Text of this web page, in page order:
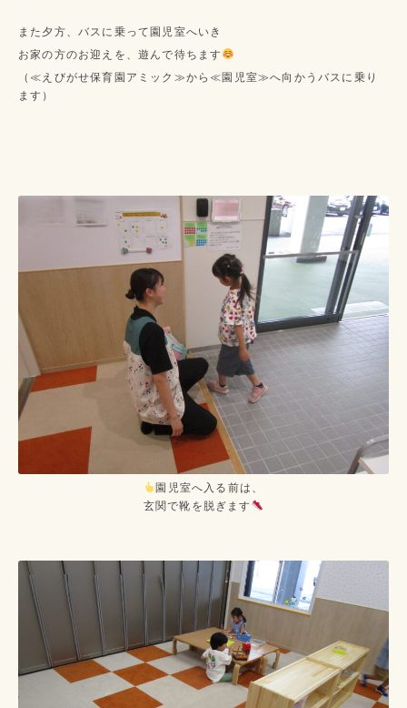
また夕方、バスに乗って園児室へいき
お家の方のお迎えを、遊んで待ちます
（≪えびがせ保育園アミック≫から≪園児室≫へ向かうバスに乗り
ます）
園児室へ入る前は、
玄関で靴を脱ぎます